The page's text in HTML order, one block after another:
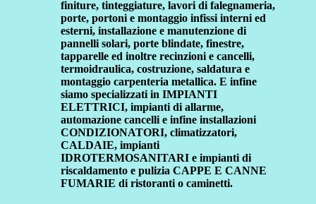
finiture, tinteggiature, lavori di falegnameria,
porte, portoni e montaggio infissi interni ed
esterni, installazione e manutenzione di
pannelli solari, porte blindate, finestre,
tapparelle ed inoltre recinzioni e cancelli,
termoidraulica, costruzione, saldatura e
montaggio carpenteria metallica. E infine
siamo specializzati in IMPIANTI
ELETTRICI, impianti di allarme,
automazione cancelli e infine installazioni
CONDIZIONATORI, climatizzatori,
CALDAIE, impianti
IDROTERMOSANITARI e impianti di
riscaldamento e pulizia CAPPE E CANNE
FUMARIE di ristoranti o caminetti.